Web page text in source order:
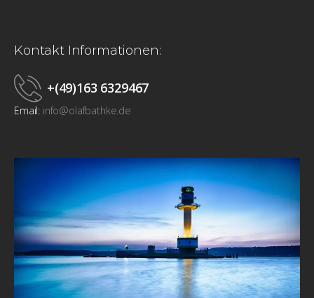
Kontakt Informationen:
+(49)163 6329467
Email: info@olafbathke.de